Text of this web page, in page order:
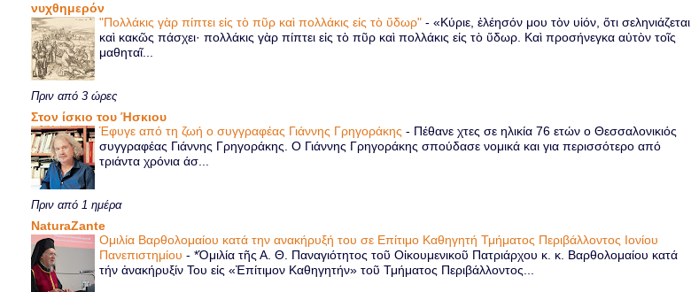
νυχθημερόν
"Πολλάκις γὰρ πίπτει εἰς τὸ πῦρ καὶ πολλάκις εἰς τὸ ὕδωρ"-«Κύριε, ἐλέησόν μου τὸν υἱόν, ὅτι σεληνιάζεται
καὶ κακῶς πάσχει· πολλάκις γὰρ πίπτει εἰς τὸ πῦρ καὶ πολλάκις εἰς τὸ ὕδωρ. Καὶ προσήνεγκα αὐτὸν τοῖς
μαθηταῖ...
Πριν από 3 ώρες
Στον ίσκιο του Ήσκιου
Έφυγε από τη ζωή ο συγγραφέας Γιάννης Γρηγοράκης- Πέθανε χτες σε ηλικία 76 ετών ο Θεσσαλονικιός
συγγραφέας Γιάννης Γρηγοράκης. Ο Γιάννης Γρηγοράκης σπούδασε νομικά και για περισσότερο από
τριάντα χρόνια άσ...
Πριν από 1 ημέρα
NaturaZante
Ομιλία Βαρθολομαίου κατά την ανακήρυξή του σε Επίτιμο Καθηγητή Τμήματος Περιβάλλοντος Ιονίου
Πανεπιστημίου-*Ὁμιλία τῆς Α. Θ. Παναγιότητος τοῦ Οἰκουμενικοῦ Πατριάρχου κ. κ. Βαρθολομαίου κατά
τήν ἀνακήρυξίν Του εἰς «Ἐπίτιμον Καθηγητήν» τοῦ Τμήματος Περιβάλλοντος...